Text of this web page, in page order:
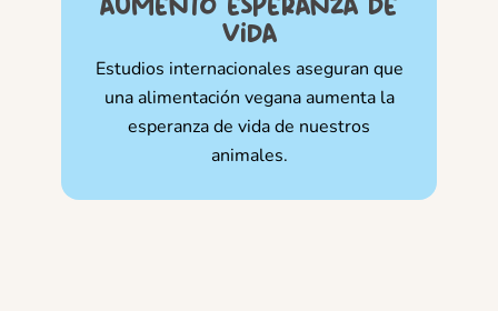
vida
Estudios internacionales aseguran que
una alimentación vegana aumenta la
esperanza de vida de nuestros
animales.